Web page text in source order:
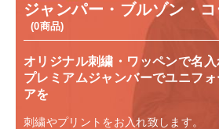
ジャンパー・ブルゾン・コ
(0商品)
オリジナル刺繍・ワッペンで名入
プレミアムジャンバーでユニフ
アを
刺繍やプリントをお入れ致します。